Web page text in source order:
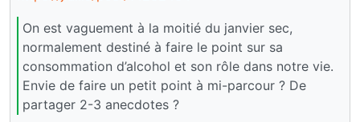
On est vaguement à la moitié du janvier sec,
normalement destiné à faire le point sur sa
consommation d’alcohol et son rôle dans notre vie.
Envie de faire un petit point à mi-parcour ? De
partager 2-3 anecdotes ?